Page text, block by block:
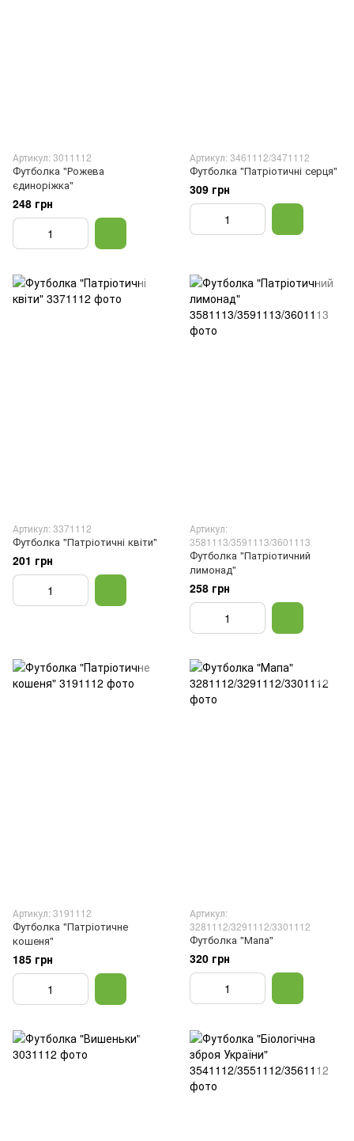
Артикул: 3011112
Футболка "Рожева
єдиноріжка"
248 грн
Артикул: 3461112/3471112
Футболка "Патріотичні серця"
309 грн
Артикул: 3371112
Футболка "Патріотичні квіти"
201 грн
Артикул:
3581113/3591113/3601113
Футболка "Патріотичний
лимонад"
258 грн
Артикул: 3191112
Футболка "Патріотичне
кошеня"
185 грн
Артикул:
3281112/3291112/3301112
Футболка "Мапа"
320 грн